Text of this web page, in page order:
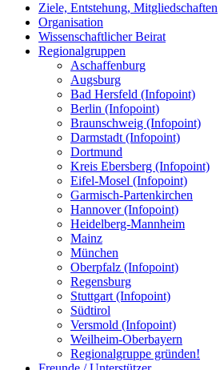
Ziele, Entstehung, Mitgliedschaften
Organisation
Wissenschaftlicher Beirat
Regionalgruppen
Aschaffenburg
Augsburg
Bad Hersfeld (Infopoint)
Berlin (Infopoint)
Braunschweig (Infopoint)
Darmstadt (Infopoint)
Dortmund
Kreis Ebersberg (Infopoint)
Eifel-Mosel (Infopoint)
Garmisch-Partenkirchen
Hannover (Infopoint)
Heidelberg-Mannheim
Mainz
München
Oberpfalz (Infopoint)
Regensburg
Stuttgart (Infopoint)
Südtirol
Versmold (Infopoint)
Weilheim-Oberbayern
Regionalgruppe gründen!